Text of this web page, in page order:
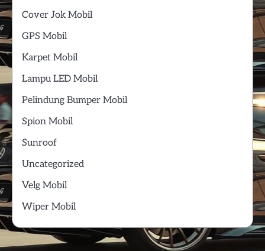
Cover Jok Mobil
GPS Mobil
Karpet Mobil
Lampu LED Mobil
Pelindung Bumper Mobil
Spion Mobil
Sunroof
Uncategorized
Velg Mobil
Wiper Mobil